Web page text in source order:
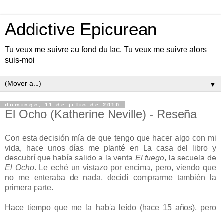
Addictive Epicurean
Tu veux me suivre au fond du lac, Tu veux me suivre alors
suis-moi
▼
domingo, 11 de julio de 2010
El Ocho (Katherine Neville) - Reseña
Con esta decisión mía de que tengo que hacer algo con mi
vida, hace unos días me planté en La casa del libro y
descubrí que había salido a la venta El fuego, la secuela de
El Ocho. Le eché un vistazo por encima, pero, viendo que
no me enteraba de nada, decidí comprarme también la
primera parte.
Hace tiempo que me la había leído (hace 15 años), pero